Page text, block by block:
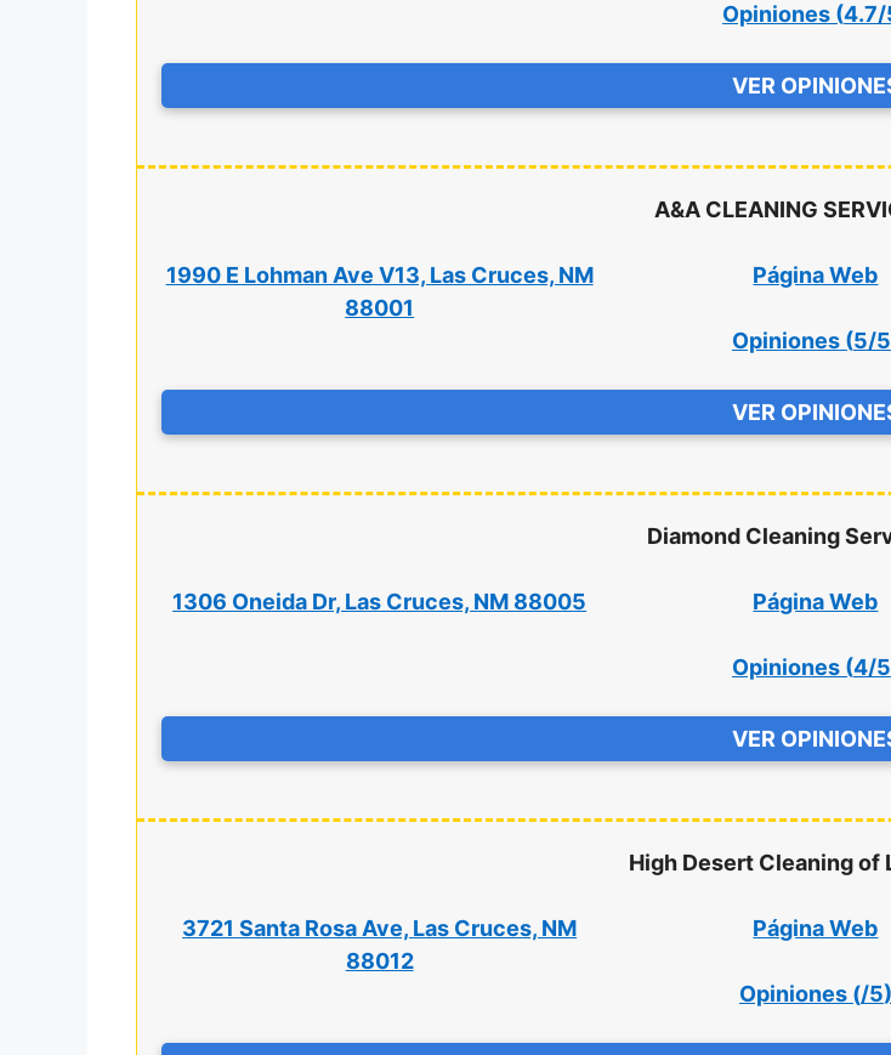
Opiniones (4.7/
VER
A&A CLEANING
1990 E Lohman Ave V13, Las Cruces, NM
88001
Página Web
Opiniones (5/5
VER
Diamond Cleaning
1306 Oneida Dr, Las Cruces, NM 88005 Página Web
Opiniones (4/5
VER
High Desert Cleaning of
3721 Santa Rosa Ave, Las Cruces, NM
88012
Página Web
Opiniones (/5)